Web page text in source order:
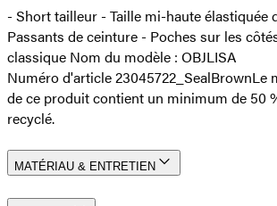
- Short tailleur - Taille mi-haute élastiquée
Passants de ceinture - Poches sur les
classique Nom du modèle : OBJLISA
Numéro d'article 23045722_SealBrownLe
de ce produit contient un minimum de 50
recyclé.
MATÉRIAU & ENTRETIEN